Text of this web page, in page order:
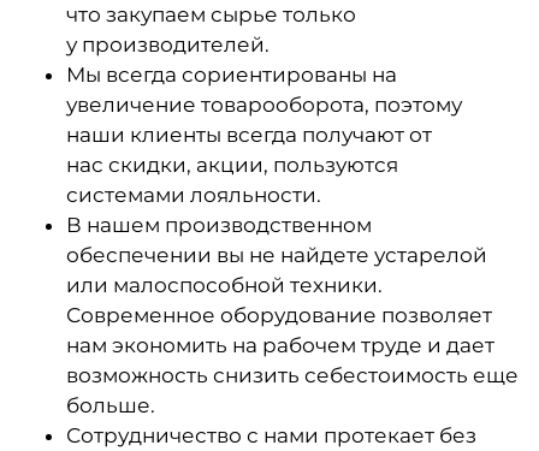
что закупаем сырье только
у производителей.
Мы всегда сориентированы на
увеличение товарооборота, поэтому
наши клиенты всегда получают от
нас скидки, акции, пользуются
системами лояльности.
В нашем производственном
обеспечении вы не найдете устарелой
или малоспособной техники.
Современное оборудование позволяет
нам экономить на рабочем труде и дает
возможность снизить себестоимость еще
больше.
Сотрудничество с нами протекает без